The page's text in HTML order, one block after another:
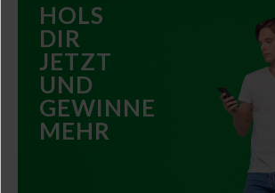
HOLS
DIR
JETZT
UND
GEWINNE
MEHR